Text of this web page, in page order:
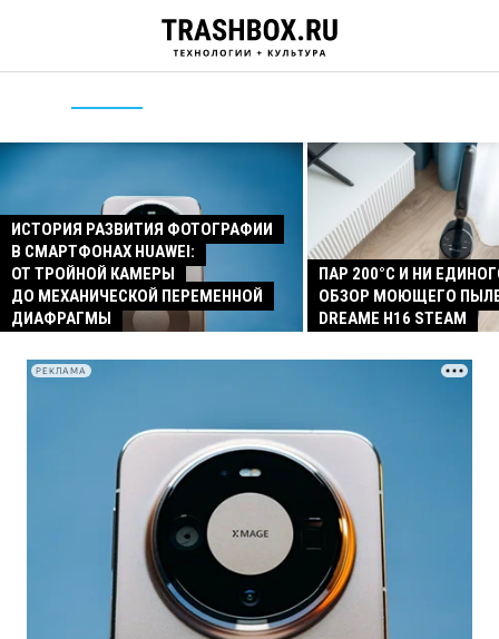
ИСТОРИЯ РАЗВИТИЯ ФОТОГРАФИИ
В СМАРТФОНАХ HUAWEI:
ОТ ТРОЙНОЙ КАМЕРЫ
ДО МЕХАНИЧЕСКОЙ ПЕРЕМЕННОЙ
ДИАФРАГМЫ
ПАР 200°C И НИ
ОБЗОР МОЮЩЕГО
DREAME H16 STEAM
РЕКЛАМА